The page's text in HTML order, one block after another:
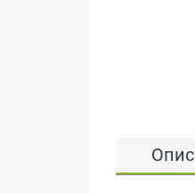
Опис